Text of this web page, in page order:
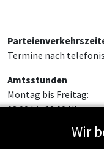
Termine nach
Amtsstunden
Montag bis Freitag:
08:00 bis 12:00 Uhr
Wir